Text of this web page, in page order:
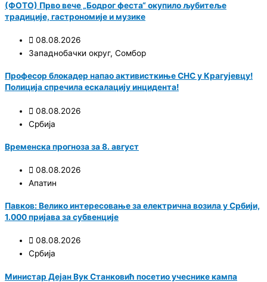
(ФОТО) Прво вече „Бодрог феста“ окупило љубитеље
традиције, гастрономије и музике
08.08.2026
Западнобачки округ, Сомбор
Професор блокадер напао активисткиње СНС у Крагујевцу!
Полиција спречила ескалацију инцидента!
08.08.2026
Србија
Временска прогноза за 8. август
08.08.2026
Апатин
Павков: Велико интересовање за електрична возила у Србији,
1.000 пријава за субвенције
08.08.2026
Србија
Министар Дејан Вук Станковић посетио учеснике кампа